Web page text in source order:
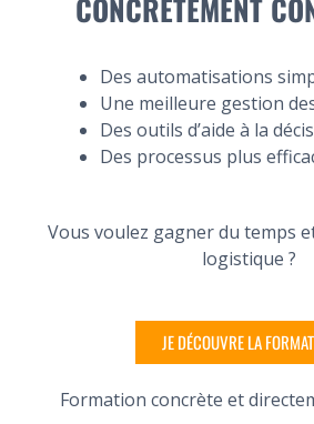
CONCRÈTEMENT
Des automatisations
Une meilleure gestion
Des outils d’aide à la
Des processus plus
Vous voulez gagner du temps
logistique ?
JE DÉCOUVRE LA
Formation concrète et